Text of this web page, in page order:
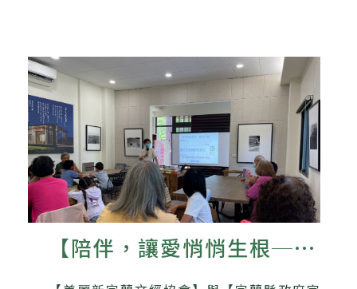
【陪伴，讓愛悄悄生根──
美麗新宜蘭文經協會115年